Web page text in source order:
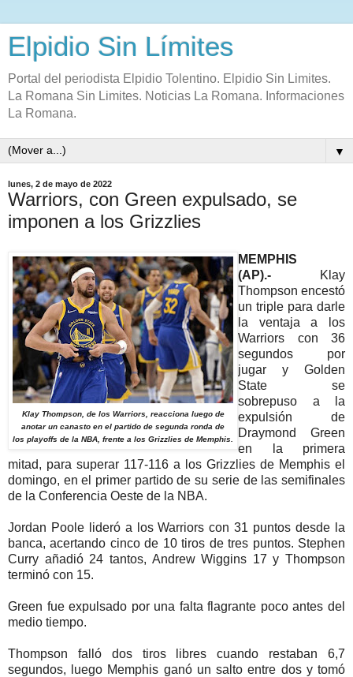
Elpidio Sin Límites
Portal del periodista Elpidio Tolentino. Elpidio Sin Limites.
La Romana Sin Limites. Noticias La Romana. Informaciones
La Romana.
▼
lunes, 2 de mayo de 2022
Warriors, con Green expulsado, se
imponen a los Grizzlies
Klay Thompson, de los Warriors, reacciona luego de
anotar un canasto en el partido de segunda ronda de
los playoffs de la NBA, frente a los Grizzlies de Memphis.
MEMPHIS
(AP).-
Klay
Thompson encestó
un triple para darle
la ventaja a los
Warriors con 36
segundos por
jugar y Golden
State se
sobrepuso a la
expulsión de
Draymond Green
en la primera
mitad, para superar 117-116 a los Grizzlies de Memphis el
domingo, en el primer partido de su serie de las semifinales
de la Conferencia Oeste de la NBA.
Jordan Poole lideró a los Warriors con 31 puntos desde la
banca, acertando cinco de 10 tiros de tres puntos. Stephen
Curry añadió 24 tantos, Andrew Wiggins 17 y Thompson
terminó con 15.
Green fue expulsado por una falta flagrante poco antes del
medio tiempo.
Thompson falló dos tiros libres cuando restaban 6,7
segundos, luego Memphis ganó un salto entre dos y tomó